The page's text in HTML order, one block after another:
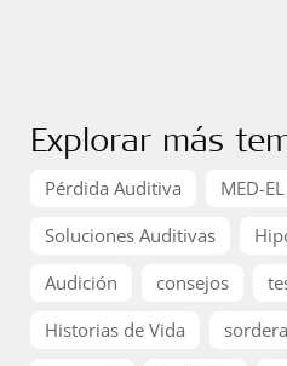
Explorar más
Pérdida Auditiva
MED-
Soluciones Auditivas
Audición
consejos
Historias de Vida
sordera